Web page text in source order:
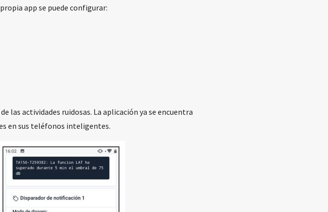
app se puede configurar:
actividades ruidosas. La aplicación ya se encuentra
en sus teléfonos inteligentes.